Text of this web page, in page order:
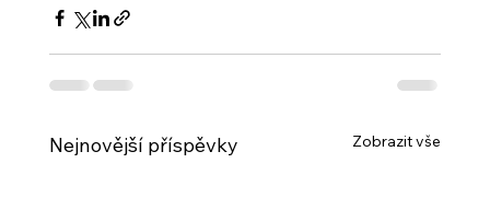
Nejnovější příspěvky Zobrazit vše